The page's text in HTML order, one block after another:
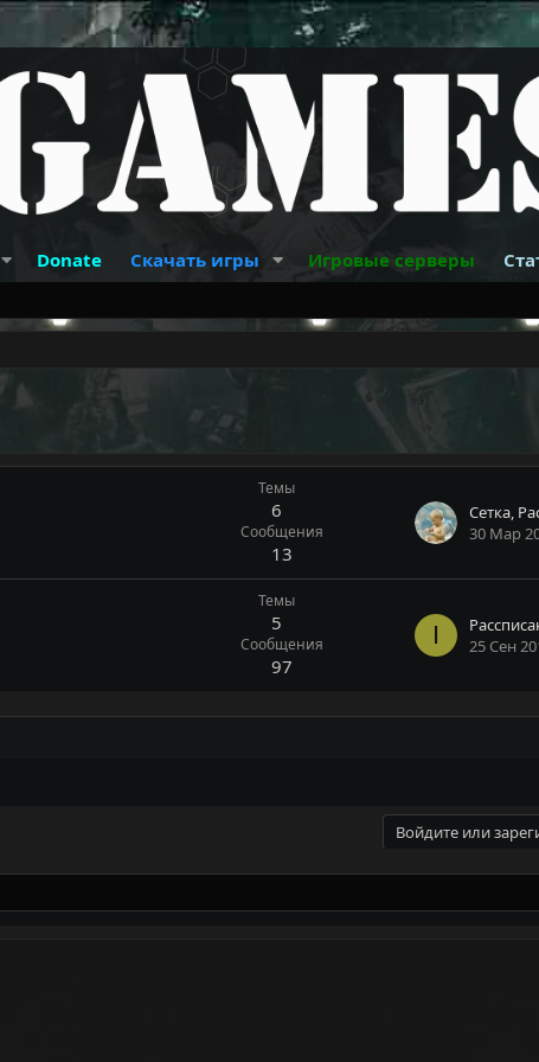
Donate Скачать игры Игровые серверы
Темы
6
Сообщения
13
Сетка,
30 Мар
Темы
5
Сообщения
97
I
25 Сен
Войдите или